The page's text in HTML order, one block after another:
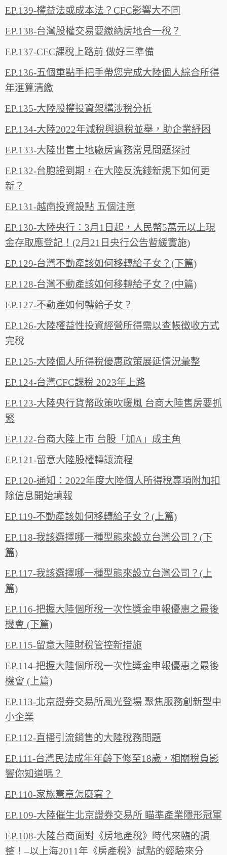
EP.139-權益法或成本法？CFC影響大不同
EP.138-台灣股權交易要繳納房地合一稅？
EP.137-CFC課稅上路前 做好三準備
EP.136-五個重點手把手帶您完成大陸個人綜合所得
年滙算清繳
EP.135-大陸股權投資架構涉稅分析
EP.134-大陸2022年減稅與退稅並舉，助企業紓困
EP.133-大陸出售土地廠房實務常見問題探討
EP.132-台胞證到期，在大陸反洗錢新規下如何更
新？
EP.131-越南投資設點 五個注意
EP.130-大陸央行：3月1日起，人民幣5萬元以上現
金存取應登記！(2月21日央行公告暫緩實施)
EP.129-台灣不動產該如何移轉給子女？(下篇)
EP.128-台灣不動產該如何移轉給子女？(中篇)
EP.127-不動產如何轉給子女？
EP.126-大陸權益性投資經營所得需以查帳徵收方式
完稅
EP.125-大陸個人所得稅優惠政策展延情況彙整
EP.124-台灣CFC課稅 2023年上路
EP.123-大陸央行貨幣政策吹暖風 台商大陸售房要抓
緊
EP.122-台商大陸上市 台股「加A」成主角
EP.121-留意大陸股權轉讓流程
EP.120-通知：2022年度大陸個人所得稅專項附加扣
除信息開始填報
EP.119-不動產該如何移轉給子女？(上篇)
EP.118-我該選擇哪一種型態來設立台灣公司？(下
篇)
EP.117-我該選擇哪一種型態來設立台灣公司？(上
篇)
EP.116-把握大陸個所稅一次性獎金申報優惠之最後
機會 (下篇)
EP.115-留意大陸財稅管控新措施
EP.114-把握大陸個所稅一次性獎金申報優惠之最後
機會 (上篇)
EP.113-北京證券交易所風光登場 聚焦服務創新型中
小企業
EP.112-直播引流銷售的大陸稅務問題
EP.111-台灣民法成年年齡下修至18歲，相關稅負影
響你知道嗎？
EP.110-家族憲章怎麼寫？
EP.109-大陸催生北京證券交易所 瞄準產業隱形冠軍
EP.108-大陸台商面對《房地產稅》時代來臨的調
整！–以上海2011年《房產稅》試點的經驗來分